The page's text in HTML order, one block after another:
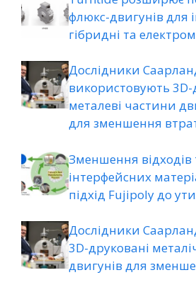
флюкс-двигунів для
гібридні та
Дослідники
використовують 3D-
металеві частини
для зменшення втрат
Зменшення
інтерфейсних
підхід Fujipoly до
Дослідники
3D-друковані
двигунів для